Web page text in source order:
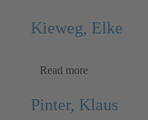
Kieweg, Elke
Read more
Pinter, Klaus